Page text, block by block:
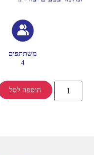
משתתפים
4
הוספה לסל